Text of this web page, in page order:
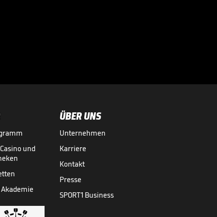
und
Akademie
ÜBER UNS
Unternehmen
Karriere
Kontakt
Presse
SPORT1 Business